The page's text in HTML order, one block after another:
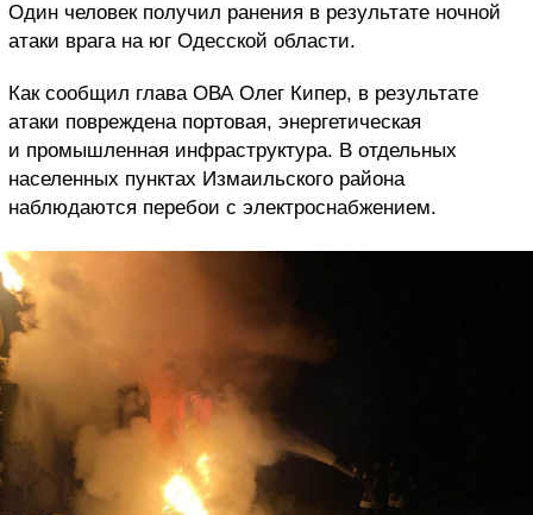
Один человек получил ранения в результате ночной
атаки врага на юг Одесской области.
Как сообщил глава ОВА Олег Кипер, в результате
атаки повреждена портовая, энергетическая
и промышленная инфраструктура. В отдельных
населенных пунктах Измаильского района
наблюдаются перебои с электроснабжением.